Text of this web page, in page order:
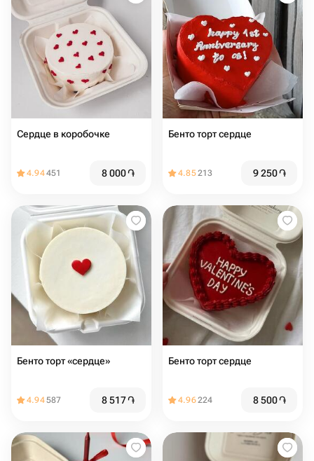
Сердце в коробочке
4.94451 8 000֏
Бенто торт сердце
4.85213 9 250֏
Бенто торт «сердце»
4.94587 8 517֏
Бенто торт сердце
4.96224 8 500֏